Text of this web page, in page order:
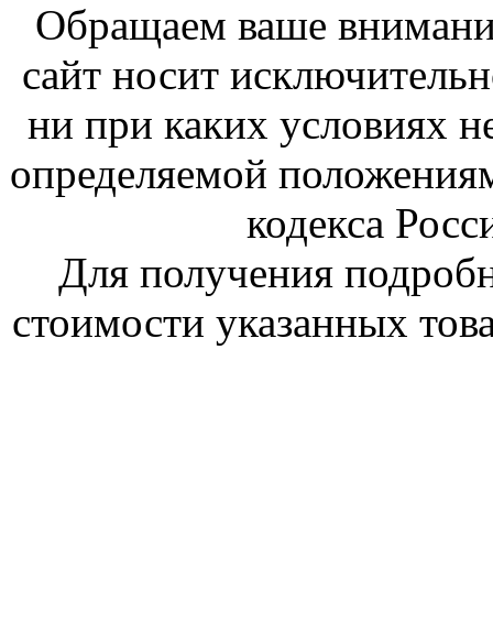
Обращаем ваше
сайт носит
ни при каких условиях
определяемой
кодекса
Для получения
стоимости указанных